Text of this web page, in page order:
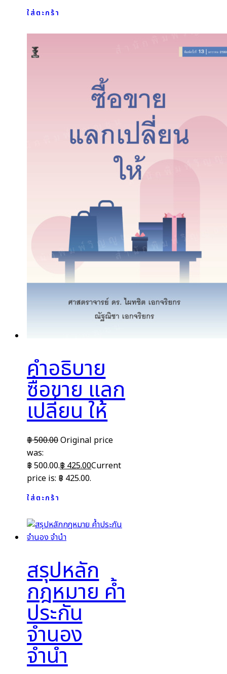
ใส่ตะกร้า
คำอธิบาย
ซื้อขาย แลก
เปลี่ยน ให้
฿500.00Original price
was:
฿ 500.00.฿425.00Current
price is: ฿ 425.00.
ใส่ตะกร้า
สรุปหลัก
กฎหมาย ค้ำ
ประกัน
จำนอง
จำนำ